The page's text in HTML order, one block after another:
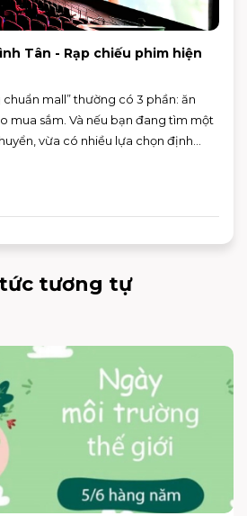
Tân - Rạp chiếu phim hiện
mall” thường có 3 phần: ăn
mua sắm. Và nếu bạn đang tìm một
vừa có nhiều lựa chọn định
điểm đến rất phù hợp cho cả gia
buổi hẹn hò cuối tuần.
tương tự